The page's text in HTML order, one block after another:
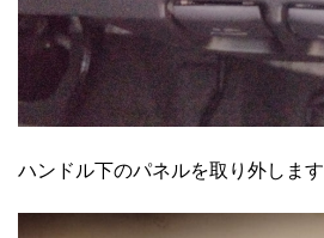
ハンドル下のパネルを取り外します